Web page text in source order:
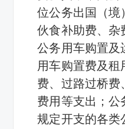
位公务出国（境
伙食补助费、杂
公务用车购置及
用车购置费及租
费、过路过桥费
费用等支出；公
规定开支的各类